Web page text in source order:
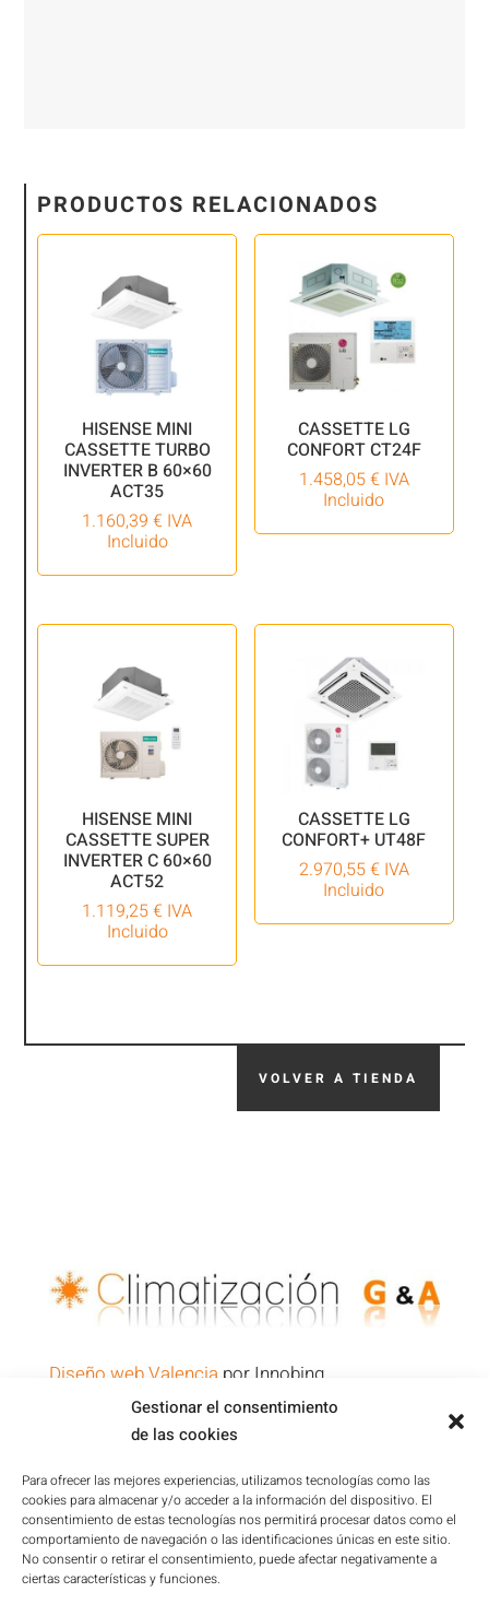
Gestionar el consentimiento
de las cookies
Para ofrecer las mejores experiencias, utilizamos tecnologías como las
cookies para almacenar y/o acceder a la información del dispositivo. El
consentimiento de estas tecnologías nos permitirá procesar datos como el
comportamiento de navegación o las identificaciones únicas en este sitio.
No consentir o retirar el consentimiento, puede afectar negativamente a
ciertas características y funciones.
PRODUCTOS RELACIONADOS
HISENSE MINI
CASSETTE TURBO
INVERTER B 60×60
ACT35
1.160,39€ IVA
Incluido
CASSETTE LG
CONFORT CT24F
1.458,05€ IVA
Incluido
HISENSE MINI
CASSETTE SUPER
INVERTER C 60×60
ACT52
1.119,25€ IVA
Incluido
CASSETTE LG
CONFORT+ UT48F
2.970,55€ IVA
Incluido
VOLVER A TIENDA
Diseño web Valencia por Innobing
Aviso Legal
Condiciones de la Plataforma
Política de cookies